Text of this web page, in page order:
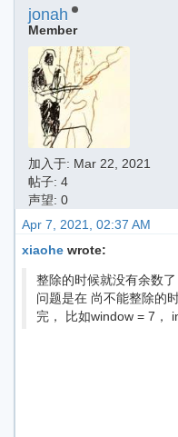
jonah
Member
加入于: Mar 22, 2021
帖子: 4
声望: 0
Apr 7, 2021, 02:37 AM
xiaohe wrote:
整除的时候就没有余数
问题是在 尚不能整除的
完， 比如window = 7，